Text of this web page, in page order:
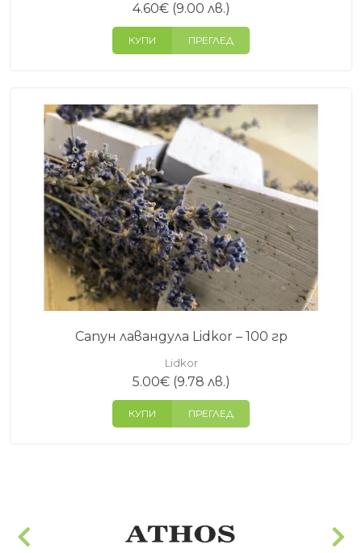
4.60€(9.00 лв.)
КУПИ ПРЕГЛЕД
Сапун лавандула Lidkor – 100 гр
Lidkor
5.00€(9.78 лв.)
КУПИ ПРЕГЛЕД